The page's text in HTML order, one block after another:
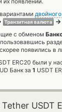
Транзитная валюта →
с обменом
появились в
ERC20 были у
Банк за 1 USDT
USDT